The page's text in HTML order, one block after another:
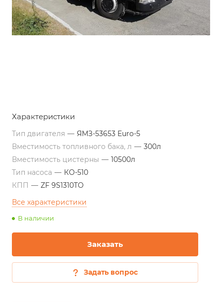
Характеристики
Тип двигателя — ЯМЗ-53653 Euro-5
Вместимость топливного бака, л — 300л
Вместимость цистерны — 10500л
Тип насоса — КО-510
КПП — ZF 9S1310TO
Все характеристики
В наличии
Заказать
Задать вопрос